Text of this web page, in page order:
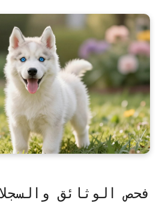
فحص الوثائق